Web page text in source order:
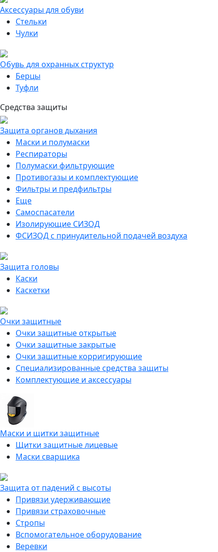
Аксессуары для обуви
Стельки
Чулки
Обувь для охранных структур
Берцы
Туфли
Средства защиты
Защита органов дыхания
Маски и полумаски
Респираторы
Полумаски фильтрующие
Противогазы и комплектующие
Фильтры и предфильтры
Еще
Самоспасатели
Изолирующие СИЗОД
ФСИЗОД с принудительной подачей воздуха
Защита головы
Каски
Каскетки
Очки защитные
Очки защитные открытые
Очки защитные закрытые
Очки защитные корригирующие
Специализированные средства защиты
Комплектующие и аксессуары
Маски и щитки защитные
Щитки защитные лицевые
Маски сварщика
Защита от падений с высоты
Привязи удерживающие
Привязи страховочные
Стропы
Вспомогательное оборудование
Веревки